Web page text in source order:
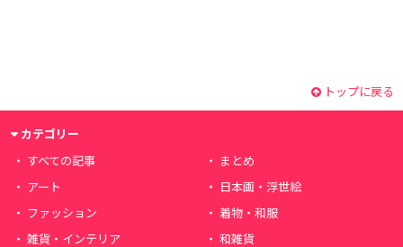
トップに戻る
カテゴリー
すべての記事
まとめ
アート
日本画・浮世絵
ファッション
着物・和服
雑貨・インテリア
和雑貨